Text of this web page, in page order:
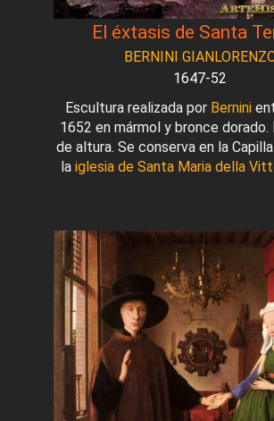
El éxtasis de Santa
BERNINI
1647-52
Escultura realizada por Bernini
1652 en mármol y bronce dorado.
de altura. Se conserva en la
la iglesia de Santa Maria della